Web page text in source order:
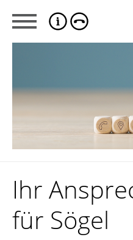
Ihr
für Sögel